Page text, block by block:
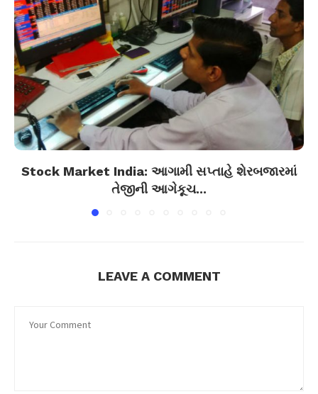
Stock Market India: આગામી સપ્તાહે શેરબજારમાં
તેજીની આગેકૂચ...
LEAVE A COMMENT